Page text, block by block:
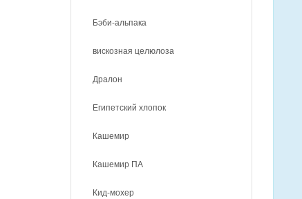
Бэби-альпака
вискозная целюлоза
Дралон
Египетский хлопок
Кашемир
Кашемир ПА
Кид-мохер